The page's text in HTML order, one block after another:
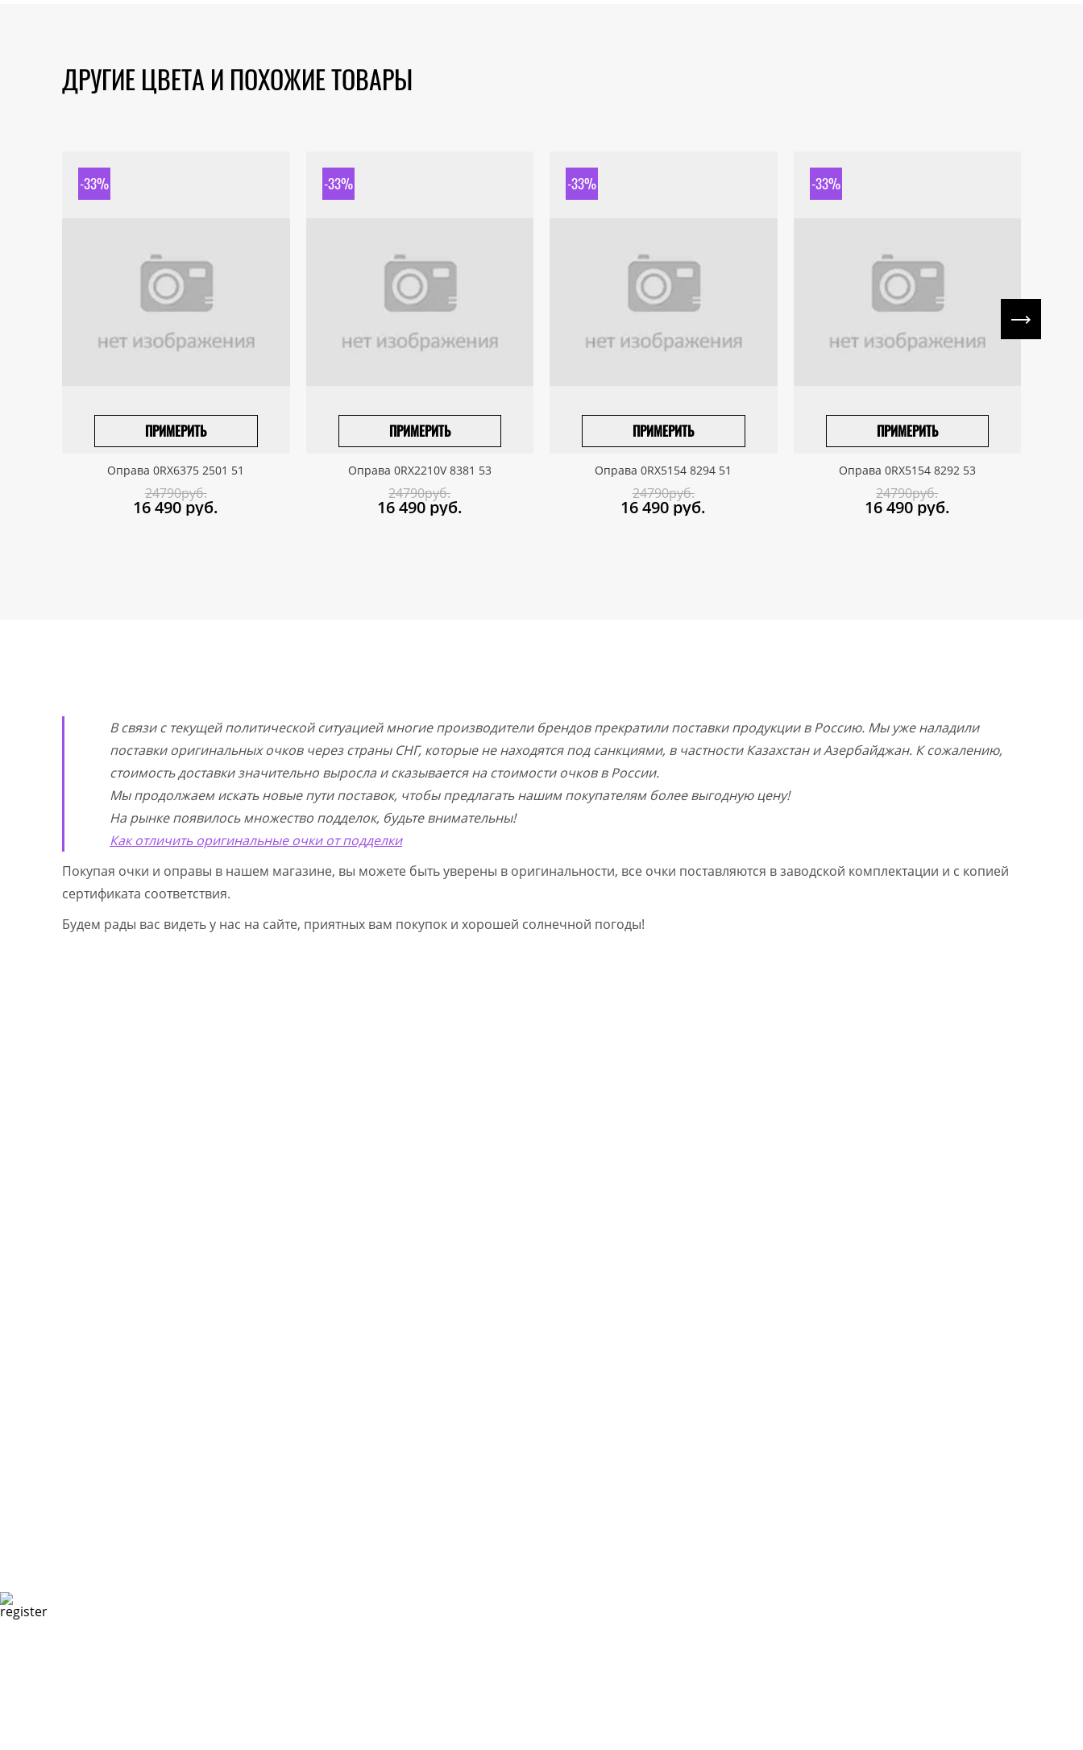
ДРУГИЕ ЦВЕТА И ПОХОЖИЕ ТОВАРЫ
-33%
ПРИМЕРИТЬ
ПРИВЕЗТИ ПОД ЗАКАЗ
Оправа 0RX6375 2501 51
24790руб.
16 490 руб.
-33%
ПРИМЕРИТЬ
ПРИВЕЗТИ ПОД ЗАКАЗ
Оправа 0RX2210V 8381 53
24790руб.
16 490 руб.
-33%
ПРИМЕРИТЬ
ПРИВЕЗТИ ПОД ЗАКАЗ
Оправа 0RX5154 8294 51
24790руб.
16 490 руб.
-33%
ПРИМЕРИТЬ
ПРИВЕЗТИ ПОД ЗАКАЗ
Оправа 0RX5154 8292 53
24790руб.
16 490 руб.
В связи с текущей политической ситуацией многие производители брендов прекратили поставки продукции в Россию. Мы уже наладили
поставки оригинальных очков через страны СНГ, которые не находятся под санкциями, в частности Казахстан и Азербайджан. К сожалению,
стоимость доставки значительно выросла и сказывается на стоимости очков в России.
Мы продолжаем искать новые пути поставок, чтобы предлагать нашим покупателям более выгодную цену!
На рынке появилось множество подделок, будьте внимательны!
Как отличить оригинальные очки от подделки
Покупая очки и оправы в нашем магазине, вы можете быть уверены в оригинальности, все очки поставляются в заводской комплектации и с копией
сертификата соответствия.
Будем рады вас видеть у нас на сайте, приятных вам покупок и хорошей солнечной погоды!